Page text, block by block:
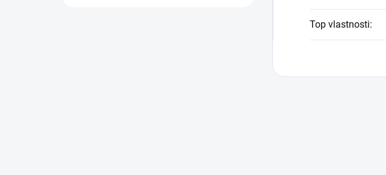
Top vlastnosti: